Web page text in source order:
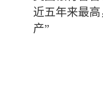
近五年来最
产”